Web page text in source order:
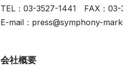
TEL：03-3527-1441 FAX：03-
E-mail：press@symphony-
会社概要